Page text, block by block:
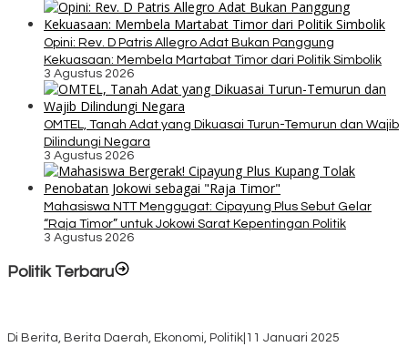
Opini: Rev. D Patris Allegro Adat Bukan Panggung
Kekuasaan: Membela Martabat Timor dari Politik Simbolik
3 Agustus 2026
OMTEL, Tanah Adat yang Dikuasai Turun-Temurun dan Wajib
Dilindungi Negara
3 Agustus 2026
Mahasiswa NTT Menggugat: Cipayung Plus Sebut Gelar
“Raja Timor” untuk Jokowi Sarat Kepentingan Politik
3 Agustus 2026
Politik Terbaru
Di Berita, Berita Daerah, Ekonomi, Politik 11 Januari 2025